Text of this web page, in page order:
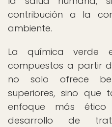
contribución a la
ambiente.
La química verde
compuestos a partir
no solo ofrece
superiores, sino que
enfoque más
desarrollo de